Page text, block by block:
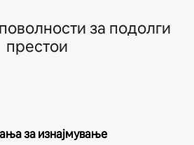
за подолги
престои
за изнајмување